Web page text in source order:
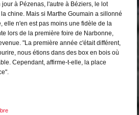
à Pézenas, l'autre à Béziers, le lot
chine. Mais si Marthe Goumain a sillonné
elle n'en est pas moins une fidèle de la
lors de la première foire de Narbonne,
"La première année c'était différent,
nous étions dans des box en bois où
Cependant, affirme-t-elle, la place